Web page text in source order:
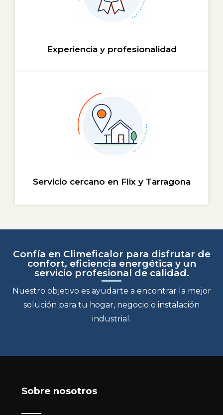
Experiencia y profesionalidad
Servicio cercano en Flix y Tarragona
Confía en Climeficalor para disfrutar de
confort, eficiencia energética y un
servicio profesional de calidad.
Nuestro objetivo es ayudarte a encontrar la mejor
solución para tu hogar, negocio o instalación
industrial.
Sobre nosotros